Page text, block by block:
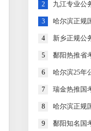
2 九江专业公务
3 哈尔滨正规
4 新乡正规公务员
5 鄱阳热推省
6 哈尔滨25年公
7 瑞金热推国
8 哈尔滨正规
9 鄱阳知名国考